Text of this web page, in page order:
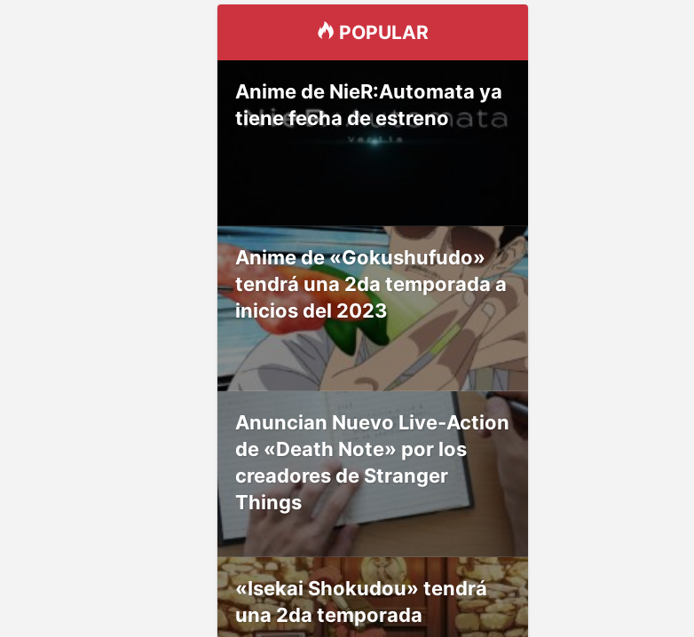
POPULAR
Anime de NieR:Automata ya
tiene fecha de estreno
Anime de «Gokushufudo»
tendrá una 2da temporada a
inicios del 2023
Anuncian Nuevo Live-Action
de «Death Note» por los
creadores de Stranger
Things
«Isekai Shokudou» tendrá
una 2da temporada